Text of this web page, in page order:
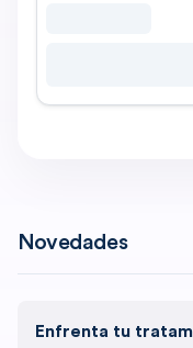
Novedades
Enfrenta tu